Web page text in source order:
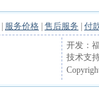
服务价格 售后服务
付
开发：
技术支